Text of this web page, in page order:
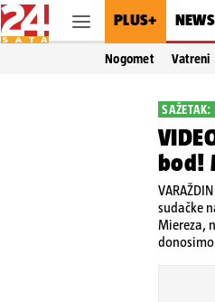
PLUS+ NEWS
Nogomet Vatreni
bod!
sudačke
Miereza,